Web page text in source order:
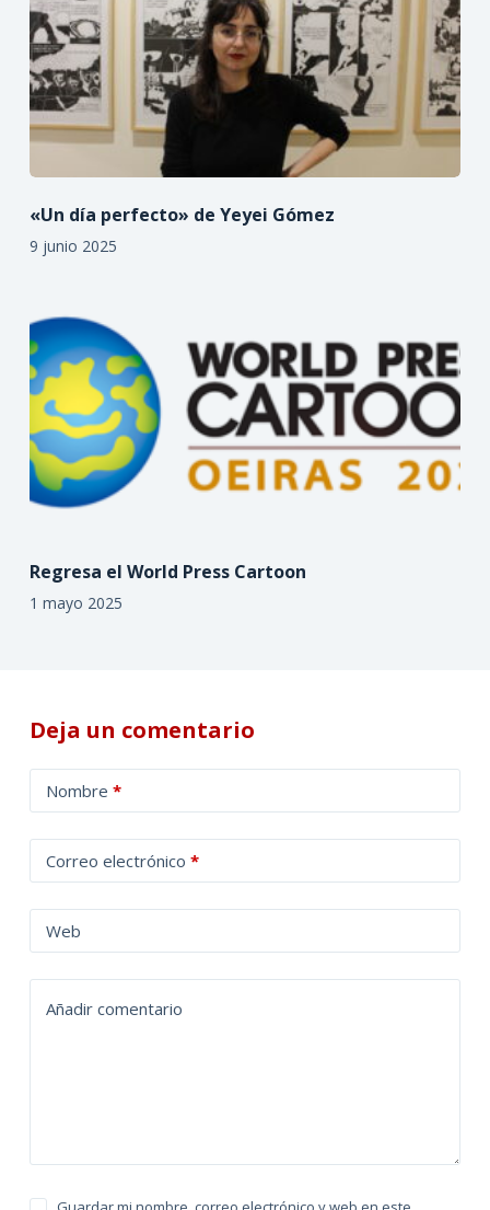
«Un día perfecto» de Yeyei Gómez
9 junio 2025
Regresa el World Press Cartoon
1 mayo 2025
Deja un comentario
Nombre *
Correo electrónico *
Web
Añadir comentario
l
t
a
t